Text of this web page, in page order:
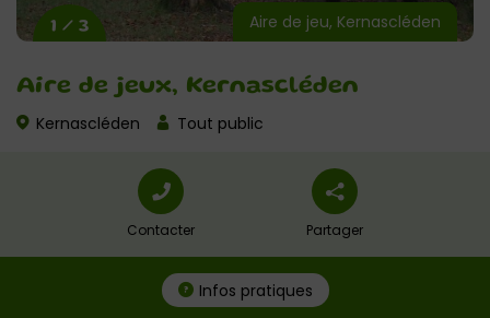
Aire de jeux, Kernascléden
Kernascléden Tout public
Aire de jeu, Kernascléden
1 / 3
Contacter Partager
Infos pratiques